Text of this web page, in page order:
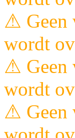
⚠ Geen
wordt
⚠ Geen
wordt
⚠ Geen